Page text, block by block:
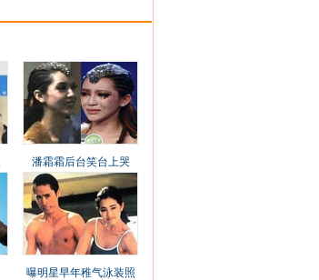
潘霜霜后台笑台上哭
曝明星早年稚气泳装照